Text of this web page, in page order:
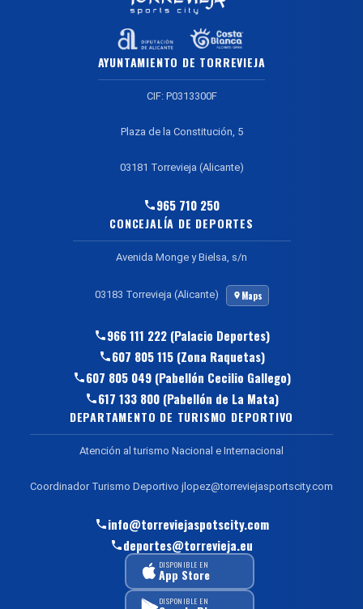
AYUNTAMIENTO DE TORREVIEJA
CIF: P0313300F
Plaza de la Constitución, 5
03181 Torrevieja (Alicante)
965 710 250
CONCEJALÍA DE DEPORTES
Avenida Monge y Bielsa, s/n
03183 Torrevieja (Alicante) Maps
966 111 222 (Palacio Deportes)
607 805 115 (Zona Raquetas)
607 805 049 (Pabellón Cecilio Gallego)
617 133 800 (Pabellón de La Mata)
DEPARTAMENTO DE TURISMO DEPORTIVO
Atención al turismo Nacional e Internacional
Coordinador Turismo Deportivo jlopez@torreviejasportscity.com
info@torreviejaspotscity.com
deportes@torrevieja.eu
DISPONIBLE EN
App Store
DISPONIBLE EN